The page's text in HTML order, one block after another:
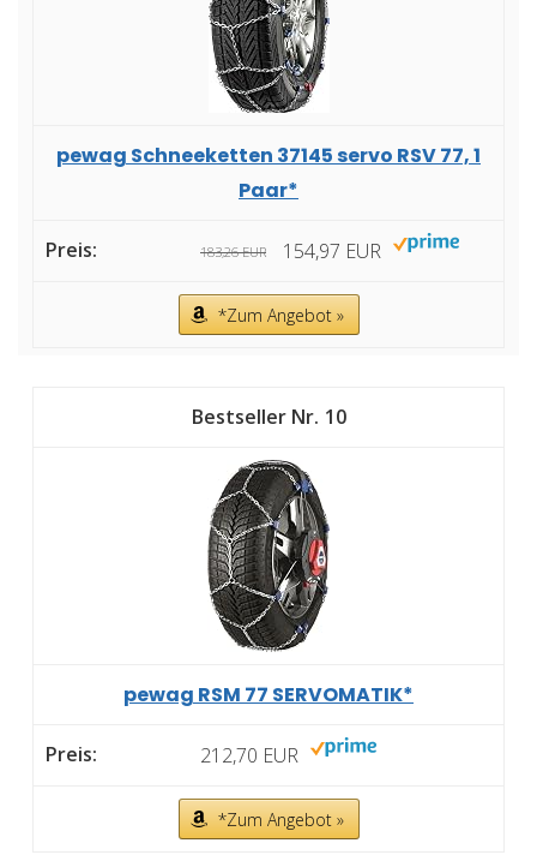
pewag Schneeketten 37145 servo RSV 77, 1
Paar*
183,26 EUR 154,97 EUR
*Zum Angebot »
10
pewag RSM 77 SERVOMATIK*
212,70 EUR
*Zum Angebot »